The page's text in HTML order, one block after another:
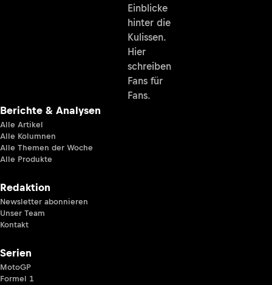
Einblicke
hinter die
Kulissen.
Hier
schreiben
Fans für
Fans.
Berichte & Analysen
Alle Artikel
Alle Kolumnen
Alle Themen der Woche
Alle Produkte
Redaktion
Newsletter abonnieren
Unser Team
Kontakt
Serien
MotoGP
Formel 1